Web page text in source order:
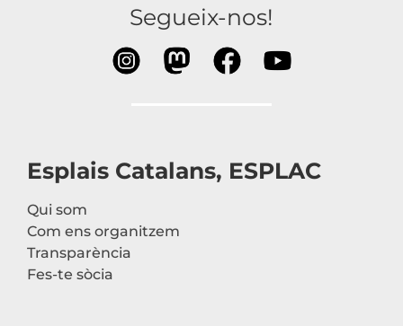
Segueix-nos!
Esplais Catalans, ESPLAC
Qui som
Com ens organitzem
Transparència
Fes-te sòcia